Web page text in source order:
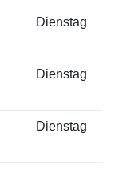
Dienstag
Dienstag
Dienstag